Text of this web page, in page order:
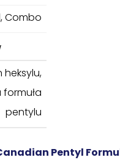
Combo
heksylu,
pentylu
Pentyl